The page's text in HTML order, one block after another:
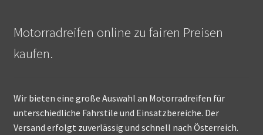
Motorradreifen online zu fairen Preisen
kaufen.
Wir bieten eine große Auswahl an Motorradreifen für
unterschiedliche Fahrstile und Einsatzbereiche. Der
Versand erfolgt zuverlässig und schnell nach Österreich.